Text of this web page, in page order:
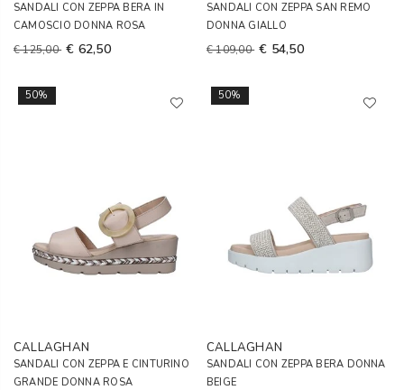
SANDALI CON ZEPPA BERA IN
CAMOSCIO DONNA ROSA
€ 125,00 € 62,50
SANDALI CON ZEPPA SAN REMO
DONNA GIALLO
€ 109,00 € 54,50
50%
CALLAGHAN
SANDALI CON ZEPPA E CINTURINO
GRANDE DONNA ROSA
50%
CALLAGHAN
SANDALI CON ZEPPA BERA DONNA
BEIGE